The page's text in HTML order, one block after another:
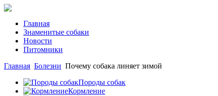
Главная
Знаменитые собаки
Новости
Питомники
Главная Болезни Почему собака линяет зимой
Породы собак
Кормление